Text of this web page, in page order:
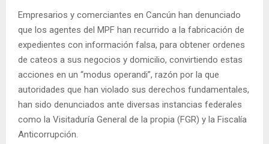
Empresarios y comerciantes en Cancún han denunciado
que los agentes del MPF han recurrido a la fabricación de
expedientes con información falsa, para obtener ordenes
de cateos a sus negocios y domicilio, convirtiendo estas
acciones en un “modus operandi”, razón por la que
autoridades que han violado sus derechos fundamentales,
han sido denunciados ante diversas instancias federales
como la Visitaduría General de la propia (FGR) y la Fiscalía
Anticorrupción.